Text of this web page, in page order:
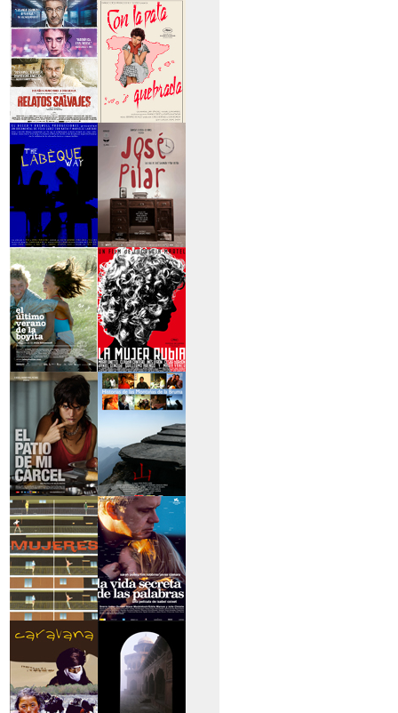
>Entre tinieblas >El Clan
>Relatos Salvajes
>Con la pata
quebrada
>The Labèque Way >José y Pilar
>El último verano de
la boyita
>La mujer rubia
>El patio de mi
cárcel
>Historias de las
montañas
>Serie mujeres
>La vida secreta de
las palabras